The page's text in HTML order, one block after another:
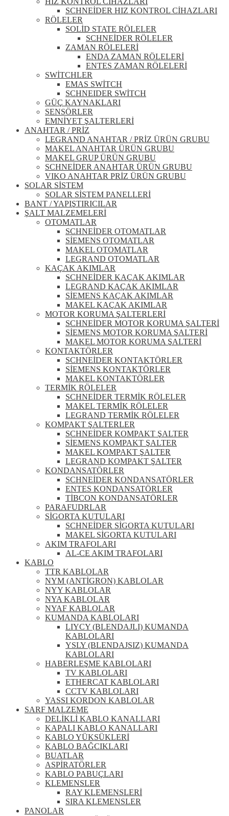
SCHNEİDER HIZ KONTROL CİHAZLARI
RÖLELER
SOLİD STATE RÖLELER
SCHNEİDER RÖLELER
ZAMAN RÖLELERİ
ENDA ZAMAN RÖLELERİ
ENTES ZAMAN RÖLELERİ
SWİTCHLER
EMAS SWİTCH
SCHNEIDER SWİTCH
GÜÇ KAYNAKLARI
SENSÖRLER
EMNİYET ŞALTERLERİ
ANAHTAR / PRİZ
LEGRAND ANAHTAR / PRİZ ÜRÜN GRUBU
MAKEL ANAHTAR ÜRÜN GRUBU
MAKEL GRUP ÜRÜN GRUBU
SCHNEİDER ANAHTAR ÜRÜN GRUBU
VIKO ANAHTAR PRİZ ÜRÜN GRUBU
SOLAR SİSTEM
SOLAR SİSTEM PANELLERİ
BANT / YAPIŞTIRICILAR
ŞALT MALZEMELERİ
OTOMATLAR
SCHNEİDER OTOMATLAR
SİEMENS OTOMATLAR
MAKEL OTOMATLAR
LEGRAND OTOMATLAR
KAÇAK AKIMLAR
SCHNEİDER KAÇAK AKIMLAR
LEGRAND KAÇAK AKIMLAR
SİEMENS KAÇAK AKIMLAR
MAKEL KAÇAK AKIMLAR
MOTOR KORUMA ŞALTERLERİ
SCHNEİDER MOTOR KORUMA ŞALTERİ
SİEMENS MOTOR KORUMA ŞALTERİ
MAKEL MOTOR KORUMA ŞALTERİ
KONTAKTÖRLER
SCHNEİDER KONTAKTÖRLER
SİEMENS KONTAKTÖRLER
MAKEL KONTAKTÖRLER
TERMİK RÖLELER
SCHNEİDER TERMİK RÖLELER
MAKEL TERMİK RÖLELER
LEGRAND TERMİK RÖLELER
KOMPAKT ŞALTERLER
SCHNEİDER KOMPAKT ŞALTER
SİEMENS KOMPAKT ŞALTER
MAKEL KOMPAKT ŞALTER
LEGRAND KOMPAKT ŞALTER
KONDANSATÖRLER
SCHNEİDER KONDANSATÖRLER
ENTES KONDANSATÖRLER
TİBCON KONDANSATÖRLER
PARAFUDRLAR
SİGORTA KUTULARI
SCHNEİDER SİGORTA KUTULARI
MAKEL SİGORTA KUTULARI
AKIM TRAFOLARI
AL-CE AKIM TRAFOLARI
KABLO
TTR KABLOLAR
NYM (ANTİGRON) KABLOLAR
NYY KABLOLAR
NYA KABLOLAR
NYAF KABLOLAR
KUMANDA KABLOLARI
LIYCY (BLENDAJLI) KUMANDA
KABLOLARI
YSLY (BLENDAJSIZ) KUMANDA
KABLOLARI
HABERLEŞME KABLOLARI
TV KABLOLARI
ETHERCAT KABLOLARI
CCTV KABLOLARI
YASSI KORDON KABLOLAR
SARF MALZEME
DELİKLİ KABLO KANALLARI
KAPALI KABLO KANALLARI
KABLO YÜKSÜKLERİ
KABLO BAĞCIKLARI
BUATLAR
ASPİRATÖRLER
KABLO PABUÇLARI
KLEMENSLER
RAY KLEMENSLERİ
SIRA KLEMENSLER
PANOLAR